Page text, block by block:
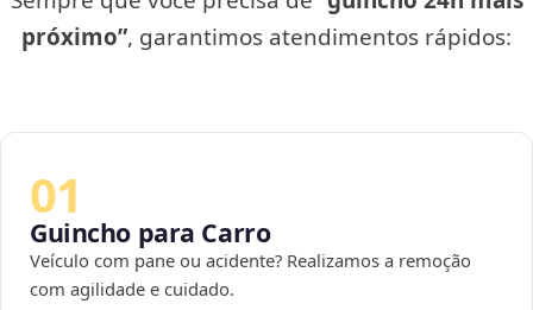
próximo”, garantimos atendimentos rápidos:
01
Guincho para Carro
Veículo com pane ou acidente? Realizamos a remoção
com agilidade e cuidado.